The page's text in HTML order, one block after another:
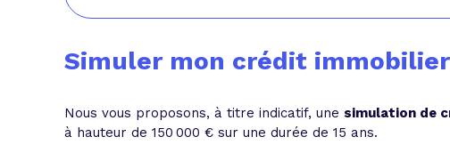
Simuler mon crédit immobilier
Nous vous proposons, à titre indicatif, une simulation de
à hauteur de 150 000 € sur une durée de 15 ans.